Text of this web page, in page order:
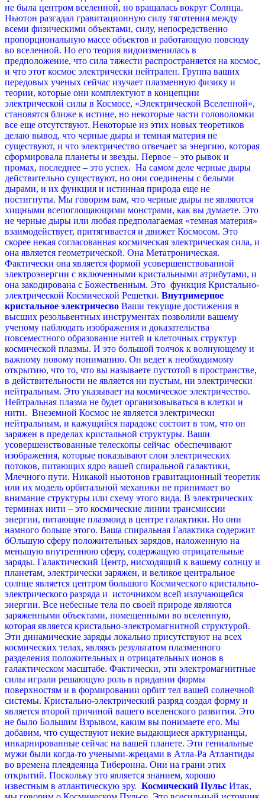
не была центром вселенной, но вращалась вокруг Солнца.
Ньютон разгадал гравитационную силу тяготения между
всеми физическими объектами, силу, непосредственно
пропорциональную массе объектов и работающую повсюду
во вселенной. Но его теория видоизменилась в
предположение, что сила тяжести распространяется на космос,
и что этот космос электрически нейтрален. Группа ваших
передовых ученых сейчас изучает плазменную физику и
теории, которые они комплектуют в концепции
электрической силы в Космосе, «Электрической Вселенной»,
становятся ближе к истине, но некоторые части головоломки
все еще отсутствуют. Некоторые из этих новых теоретиков
делаю вывод, что черные дыры и темная материя не
существуют, и что электричество отвечает за энергию, которая
сформировала планеты и звезды. Первое – это рывок и
промах, последнее – это успех. На самом деле черные дыры
действительно существуют, но они соединены с белыми
дырами, и их функция и истинная природа еще не
постигнуты. Мы говорим вам, что черные дыры не являются
хищными всепоглощающими монстрами, как вы думаете. Это
не черные дыры или любая предполагаемая «темная материя»
взаимодействует, притягивается и движет Космосом. Это
скорее некая согласованная космическая электрическая сила, и
она является геометрической. Она Метатроническая.
Фактически она является формой усовершенствованной
электроэнергии с включенными кристальными атрибутами, и
она закодирована с Божественным. Это функция Кристально-
электрической Космической Решетки. Внутримерное
кристальное электричесво Ваши текущие достижения в
высших резольвентных инструментах позволили вашему
ученому наблюдать изображения и доказательства
повсеместного образование нитей и клеточных структур
космической плазмы. И это большой толчок к волнующему и
важному новому пониманию. Он ведет к необходимому
открытию, что то, что вы называете пустотой в пространстве,
в действительности не является ни пустым, ни электрически
нейтральным. Это указывает на космическое электричество.
Нейтральная плазма не будет организовываться в клетки и
нити. Внеземной Космос не является электрически
нейтральным, и кажущийся парадокс состоит в том, что он
заряжен в пределах кристальной структуры. Ваши
усовершенствованные телескопы сейчас обеспечивают
изображения, которые показывают слои электрических
потоков, питающих ядро вашей спиральной галактики,
Млечного пути. Никакой ньютонов гравитационный теоретик
или их модель орбитальной механики не принимает во
внимание структуры или схему этого вида. В электрических
терминах нити – это космические линии трансмиссии
энергии, питающие плазмоид в центре галактики. Но они
намного больше этого. Ваша спиральная Галактика содержит
бОльшую сферу положительных зарядов, наложенную на
меньшую внутреннюю сферу, содержащую отрицательные
заряды. Галактический Центр, нисходящий к вашему солнцу и
планетам, электрически заряжен, и великое центральное
солнце является центром большого Космического кристально-
электрического разряда и источником всей излучающейся
энергии. Все небесные тела по своей природе являются
заряженными объектами, помещенными во вселенную,
которая является кристально-электромагнитной структурой.
Эти динамические заряды локально присутствуют на всех
космических телах, являясь результатом плазменного
разделения положительных и отрицательных ионов в
галактическом масштабе. Фактически, эти электромагнитные
силы играли решающую роль в придании формы
поверхностям и в формировании орбит тел вашей солнечной
системы. Кристально-электрический разряд создал форму и
является второй причиной вашего вселенского развития. Это
не было Большим Взрывом, каким вы понимаете его. Мы
добавим, что существуют некие выдающиеся арктурианцы,
инкарнированные сейчас на вашей планете. Эти гениальные
мужи были когда-то учеными-жрецами в Aтла-Ра Атлантиды
во времена плеядеянца Тиберонна. Они на грани этих
открытий. Поскольку это является знанием, хорошо
известным в атлантическую эру. Космический Пульс Итак,